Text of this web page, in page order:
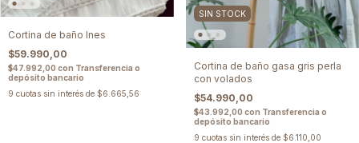
Cortina de baño Ines
$59.990,00
$47.992,00 con Transferencia o
depósito bancario
9 cuotas sin interés de $6.665,56
SIN STOCK
Cortina de baño gasa gris perla
con volados
$54.990,00
$43.992,00 con Transferencia o
depósito bancario
9 cuotas sin interés de $6.110,00